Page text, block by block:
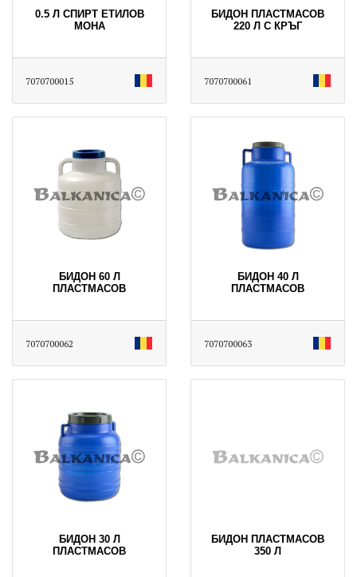
0.5 Л СПИРТ ЕТИЛОВ
МОНА
7070700015
БИДОН ПЛАСТМАСОВ
220 Л С КРЪГ
7070700061
БИДОН 60 Л
ПЛАСТМАСОВ
7070700062
БИДОН 40 Л
ПЛАСТМАСОВ
7070700063
БИДОН 30 Л
ПЛАСТМАСОВ
БИДОН ПЛАСТМАСОВ
350 Л